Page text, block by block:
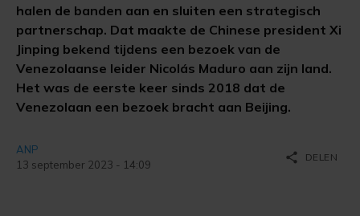
halen de banden aan en sluiten een strategisch
partnerschap. Dat maakte de Chinese president Xi
Jinping bekend tijdens een bezoek van de
Venezolaanse leider Nicolás Maduro aan zijn land.
Het was de eerste keer sinds 2018 dat de
Venezolaan een bezoek bracht aan Beijing.
ANP
13 september 2023 - 14:09
share DELEN